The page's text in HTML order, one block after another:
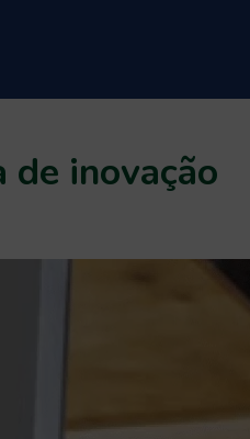
inovação